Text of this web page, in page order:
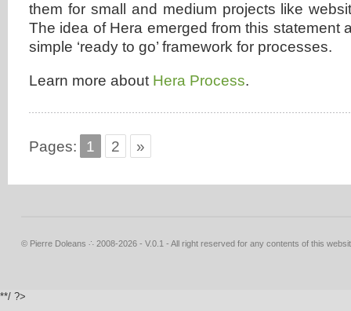
them for small and medium projects like
The idea of Hera emerged from this statement
simple ‘ready to go’ framework for processes.
Learn more about Hera Process.
Pages: 1 2 »
© Pierre Doleans ∴ 2008-2026 - V.0.1 - All right reserved for any contents of this
**/ ?>